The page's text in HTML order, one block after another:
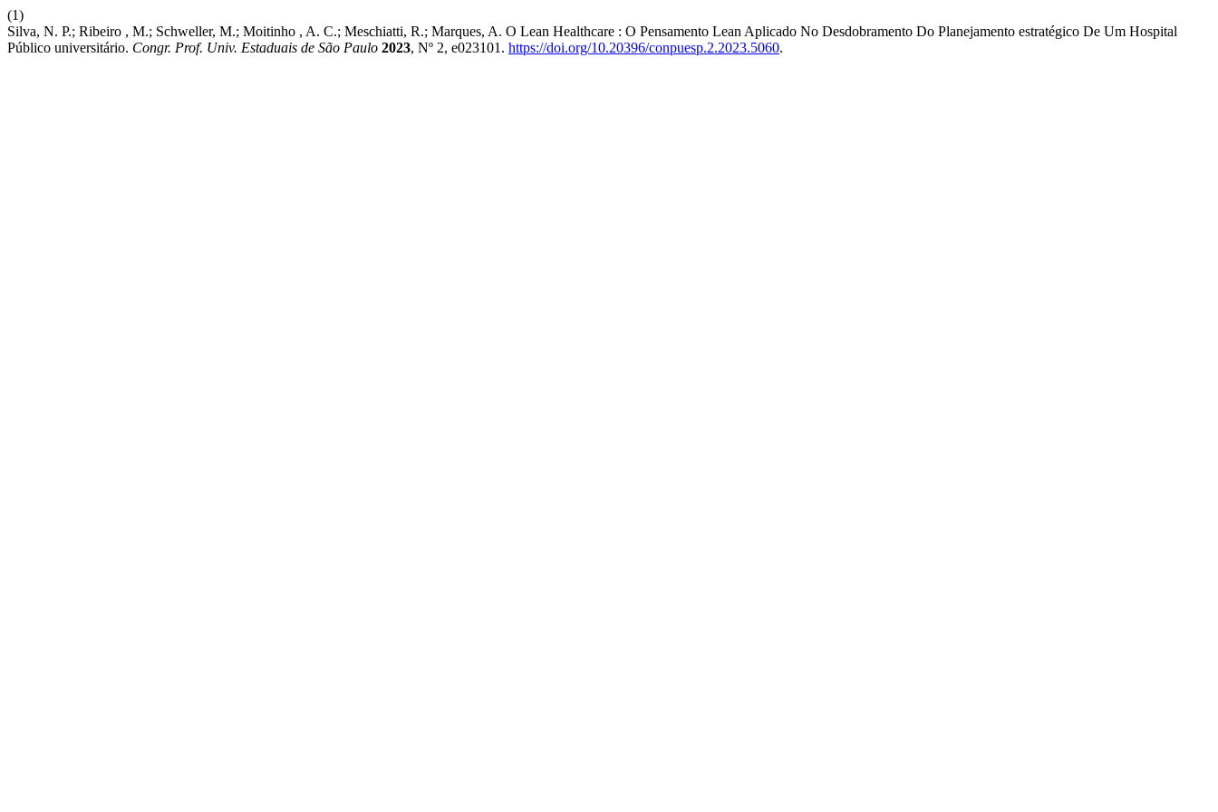
(1)
Silva, N. P.; Ribeiro , M.; Schweller, M.; Moitinho , A. C.; Meschiatti, R.; Marques, A. O Lean Healthcare : O Pensamento Lean Aplicado No Desdobramento Do Planejamento estratégico De Um Hospital
Público universitário. Congr. Prof. Univ. Estaduais de São Paulo 2023, Nº 2, e023101. https://doi.org/10.20396/conpuesp.2.2023.5060.